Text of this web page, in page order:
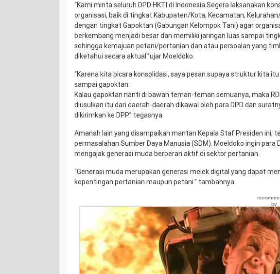
“Kami minta seluruh DPD HKTI di Indonesia Segera laksanakan
organisasi, baik di tingkat Kabupaten/Kota, Kecamatan,
dengan tingkat Gapoktan (Gabungan Kelompok Tani) agar
berkembang menjadi besar dan memiliki jaringan luas sampai
sehingga kemajuan petani/pertanian dan atau persoalan yang
diketahui secara aktual.”ujar Moeldoko.
“Karena kita bicara konsolidasi, saya pesan supaya struktur kita
sampai gapoktan.
Kalau gapoktan nanti di bawah teman-teman semuanya, maka
diusulkan itu dari daerah-daerah dikawal oleh para DPD dan
dikirimkan ke DPP.” tegasnya.
Amanah lain yang disampaikan mantan Kepala Staf Presiden ini,
permasalahan Sumber Daya Manusia (SDM). Moeldoko ingin para
mengajak generasi muda berperan aktif di sektor pertanian.
“Generasi muda merupakan generasi melek digital yang dapat
kepentingan pertanian maupun petani.” tambahnya.